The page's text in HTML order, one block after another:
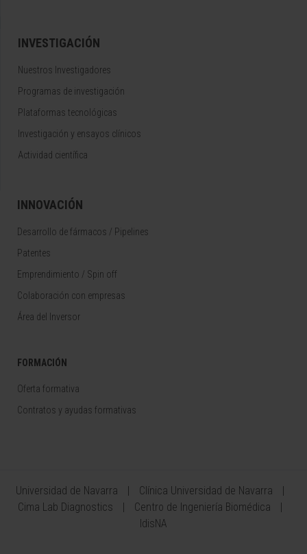
INVESTIGACIÓN
Nuestros Investigadores
Programas de investigación
Plataformas tecnológicas
Investigación y ensayos clínicos
Actividad científica
INNOVACIÓN
Desarrollo de fármacos / Pipelines
Patentes
Emprendimiento / Spin off
Colaboración con empresas
Área del Inversor
FORMACIÓN
Oferta formativa
Contratos y ayudas formativas
Universidad de Navarra
Clínica Universidad de Navarra
Cima Lab Diagnostics
Centro de Ingeniería Biomédica
IdisNA